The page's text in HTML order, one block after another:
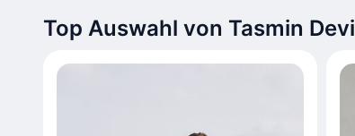
Top Auswahl von Tasmin Devi